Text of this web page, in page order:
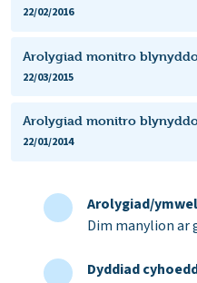
22/02/2016
Arolygiad monitro
22/03/2015
Arolygiad monitro
22/01/2014
Arolygiad/
Dim manylion ar
Dyddiad